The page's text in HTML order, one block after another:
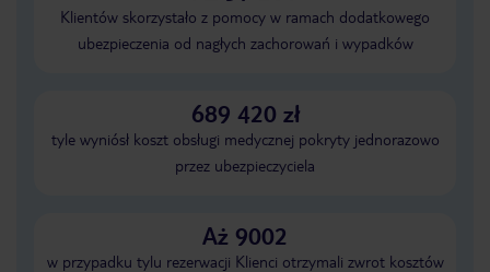
Klientów skorzystało z pomocy w ramach dodatkowego
ubezpieczenia od nagłych zachorowań i wypadków
689 420 zł
tyle wyniósł koszt obsługi medycznej pokryty jednorazowo
przez ubezpieczyciela
Aż 9002
w przypadku tylu rezerwacji Klienci otrzymali zwrot kosztów